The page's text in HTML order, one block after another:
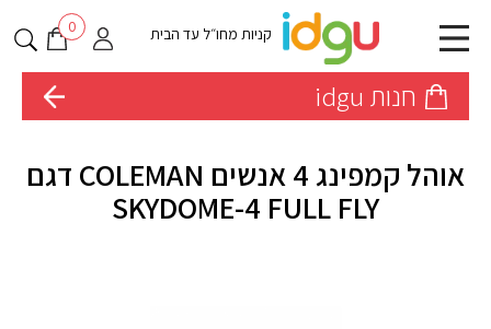
קניות מחו״ל עד הבית 0
חנות idgu
אוהל קמפינג 4 אנשים COLEMAN דגם
SKYDOME-4 FULL FLY